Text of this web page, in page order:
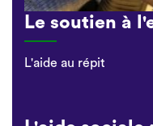
Le soutien à
L'aide au répit